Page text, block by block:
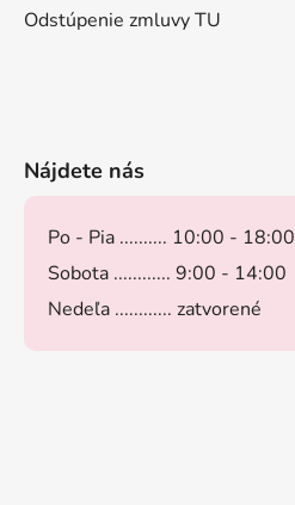
Odstúpenie zmluvy TU
Nájdete nás
Po - Pia .......... 10:00 - 18:00
Sobota ............ 9:00 - 14:00
Nedeľa ............ zatvorené